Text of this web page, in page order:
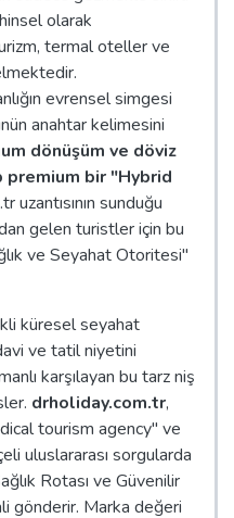
olarak
termal oteller ve
evrensel simgesi
anahtar kelimesini
dönüşüm ve döviz
bir "Hybrid
uzantısının sunduğu
gelen turistler için bu
ve Seyahat Otoritesi"
küresel seyahat
ve tatil niyetini
karşılayan bu tarz niş
drholiday.com.tr,
tourism agency" ve
uluslararası sorgularda
Rotası ve Güvenilir
gönderir. Marka değeri